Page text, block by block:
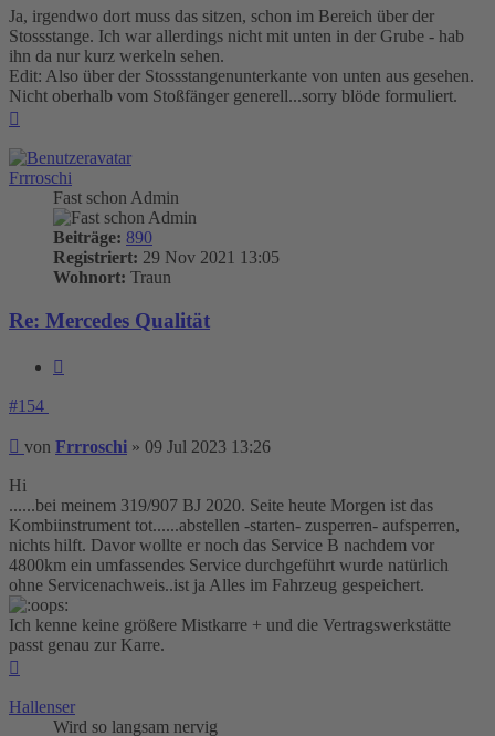
Ja, irgendwo dort muss das sitzen, schon im Bereich über der
Stossstange. Ich war allerdings nicht mit unten in der Grube - hab
ihn da nur kurz werkeln sehen.
Edit: Also über der Stossstangenunterkante von unten aus gesehen.
Nicht oberhalb vom Stoßfänger generell...sorry blöde formuliert.
Frrroschi
Fast schon Admin
Beiträge: 890
Registriert: 29 Nov 2021 13:05
Wohnort: Traun
Re: Mercedes Qualität
#154
Beitrag
von Frrroschi » 09 Jul 2023 13:26
Hi
......bei meinem 319/907 BJ 2020. Seite heute Morgen ist das
Kombiinstrument tot......abstellen -starten- zusperren- aufsperren,
nichts hilft. Davor wollte er noch das Service B nachdem vor
4800km ein umfassendes Service durchgeführt wurde natürlich
ohne Servicenachweis..ist ja Alles im Fahrzeug gespeichert.
Ich kenne keine größere Mistkarre + und die Vertragswerkstätte
passt genau zur Karre.
Hallenser
Wird so langsam nervig